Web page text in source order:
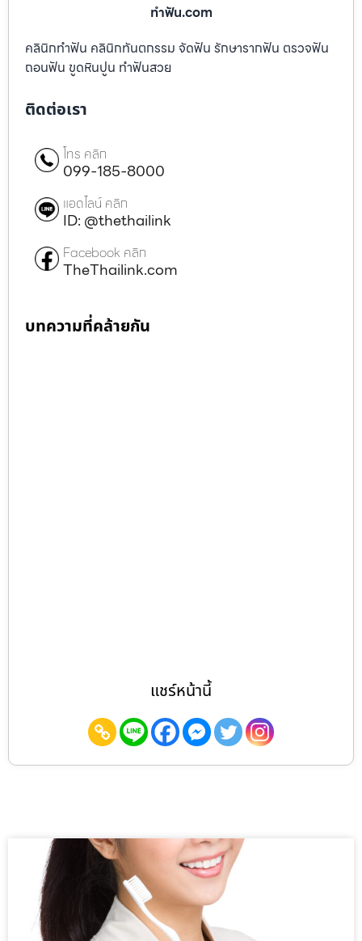
ทําฟัน.com
คลินิกทำฟัน คลินิกทันตกรรม จัดฟัน รักษารากฟัน ตรวจฟัน
ถอนฟัน ขูดหินปูน ทำฟันสวย
ติดต่อเรา
โทร คลิก
099-185-8000
แอดไลน์ คลิก
ID: @thethailink
Facebook คลิก
TheThailink.com
บทความที่คล้ายกัน
แชร์หน้านี้